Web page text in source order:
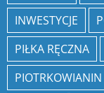
INWESTYCJE
PIŁKA RĘCZNA
PIOTRKOWIANIN